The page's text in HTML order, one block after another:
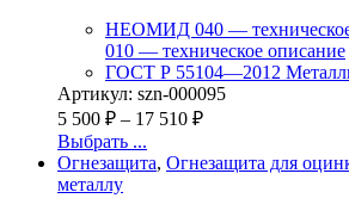
НЕОМИД 040 —
010 — техническое описание
ГОСТ Р 55104—2012
Артикул: szn-000095
5 500 ₽ – 17 510 ₽
Выбрать ...
Огнезащита, Огнезащита для
металлу